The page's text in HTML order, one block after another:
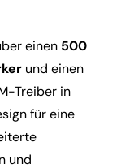
einen 500
und einen
Treiber in
für eine
und